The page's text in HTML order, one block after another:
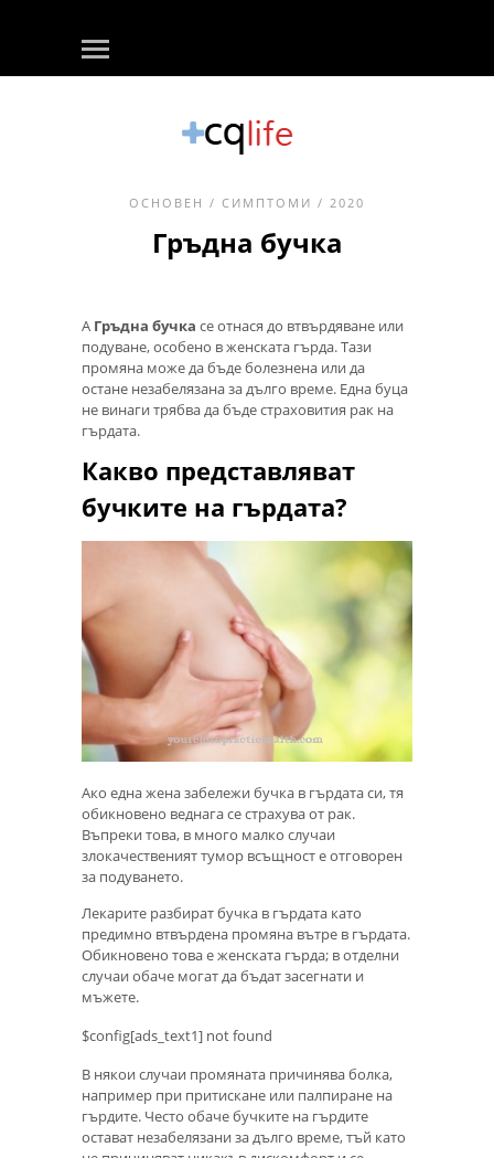
ОСНОВЕН / СИМПТОМИ / 2020
Гръдна бучка
А Гръдна бучка се отнася до втвърдяване или
подуване, особено в женската гърда. Тази
промяна може да бъде болезнена или да
остане незабелязана за дълго време. Една буца
не винаги трябва да бъде страховития рак на
гърдата.
Какво представляват
бучките на гърдата?
Ако една жена забележи бучка в гърдата си, тя
обикновено веднага се страхува от рак.
Въпреки това, в много малко случаи
злокачественият тумор всъщност е отговорен
за подуването.
Лекарите разбират бучка в гърдата като
предимно втвърдена промяна вътре в гърдата.
Обикновено това е женската гърда; в отделни
случаи обаче могат да бъдат засегнати и
мъжете.
$config[ads_text1] not found
В някои случаи промяната причинява болка,
например при притискане или палпиране на
гърдите. Често обаче бучките на гърдите
остават незабелязани за дълго време, тъй като